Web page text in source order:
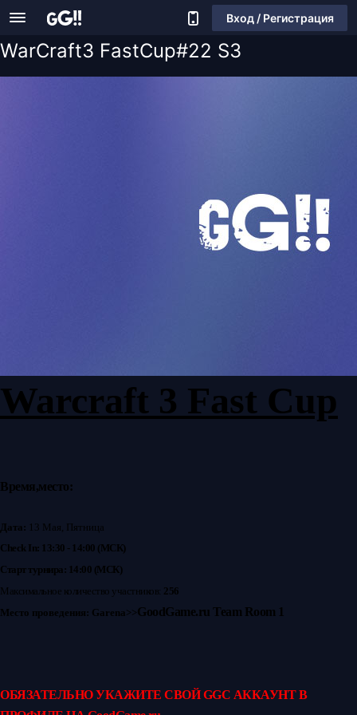
Вход / Регистрация
WarCraft3 FastCup#22 S3
Warcraft 3 Fast Cup
Время,место:
Дата: 13 Мая, Пятница
Check In: 13:30 - 14:00 (МСК)
Старт турнира: 14:00 (МСК)
Максимальное количество участников: 256
Место проведения: Garena>>GoodGame.ru Team Room 1
ОБЯЗАТЕЛЬНО УКАЖИТЕ СВОЙ GGC АККАУНТ В